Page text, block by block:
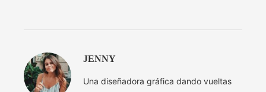
JENNY
Una diseñadora gráfica dando vueltas